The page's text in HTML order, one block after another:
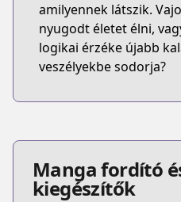
amilyennek látszik.
nyugodt életet élni,
logikai érzéke újabb
veszélyekbe sodorja?
Manga fordító
kiegészítők